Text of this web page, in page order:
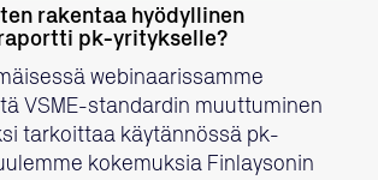
rakentaa hyödyllinen
pk-yritykselle?
webinaarissamme
VSME-standardin muuttuminen
tarkoittaa käytännössä pk-
kokemuksia Finlaysonin